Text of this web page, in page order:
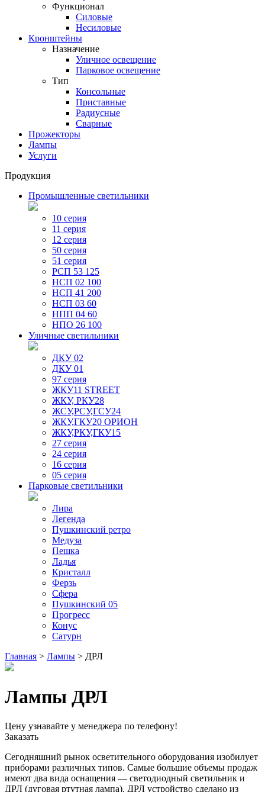
Функционал
Силовые
Несиловые
Кронштейны
Назначение
Уличное освещение
Парковое освещение
Тип
Консольные
Приставные
Радиусные
Сварные
Прожекторы
Лампы
Услуги
Продукция
Промышленные светильники
10 серия
11 серия
12 серия
50 серия
51 серия
РСП 53 125
НСП 02 100
НСП 41 200
НСП 03 60
НПП 04 60
НПО 26 100
Уличные светильники
ДКУ 02
ДКУ 01
97 серия
ЖКУ11 STREET
ЖКУ, РКУ28
ЖСУ,РСУ,ГСУ24
ЖКУ,ГКУ20 ОРИОН
ЖКУ,РКУ,ГКУ15
27 серия
24 серия
16 серия
05 серия
Парковые светильники
Лира
Легенда
Пушкинский ретро
Медуза
Пешка
Ладья
Кристалл
Ферзь
Сфера
Пушкинский 05
Прогресс
Конус
Сатурн
Главная > Лампы > ДРЛ
Лампы ДРЛ
Цену узнавайте у менеджера по телефону!
Заказать
Сегодняшний рынок осветительного оборудования изобилует
приборами различных типов. Самые большие объемы продаж
имеют два вида оснащения — светодиодный светильник и
ДРЛ (дуговая ртутная лампа). ДРЛ устройство сделано из